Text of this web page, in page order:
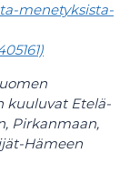
menetyksista-
kuuluvat Etelä-
Pirkanmaan,
Hämeen